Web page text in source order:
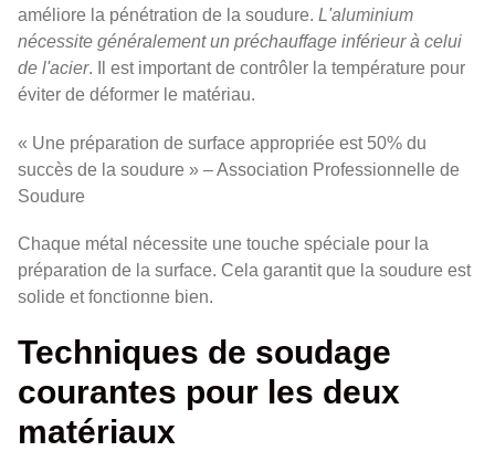
améliore la pénétration de la soudure. L'aluminium
nécessite généralement un préchauffage inférieur à celui
de l'acier. Il est important de contrôler la température pour
éviter de déformer le matériau.
« Une préparation de surface appropriée est 50% du
succès de la soudure » – Association Professionnelle de
Soudure
Chaque métal nécessite une touche spéciale pour la
préparation de la surface. Cela garantit que la soudure est
solide et fonctionne bien.
Techniques de soudage
courantes pour les deux
matériaux